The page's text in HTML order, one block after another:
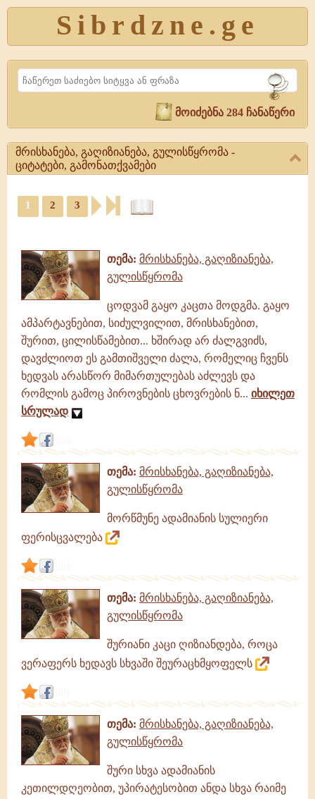
Sibrdzne.ge
Search
მოიძებნა 284 ჩანაწერი
მრისხანება, გაღიზიანება, გულისწყრომა -
ციტატები, გამონათქვამები
გაღიზიანება,
გულისწყრომა
გამონათქვამები
მრისხანება,
გაღიზიანება,
გულისწყრომა
გამონათქვამები
1 2 3
თემა: მრისხანება, გაღიზიანება,
გულისწყრომა
ცოდვამ გაყო კაცთა მოდგმა. გაყო
ამპარტავნებით, სიძულვილით, მრისხანებით,
შურით, ცილისწამებით... ხშირად არ ძალგვიძს,
დავძლიოთ ეს გამთიშველი ძალა, რომელიც ჩვენს
ხედვას არასწორ მიმართულებას აძლევს და
რომლის გამოც პიროვნების ცხოვრების ნ... იხილეთ
სრულად
თემა: მრისხანება, გაღიზიანება,
გულისწყრომა
მორწმუნე ადამიანის სულიერი
ფერისცვალება
თემა: მრისხანება, გაღიზიანება,
გულისწყრომა
შურიანი კაცი ღიზიანდება, როცა
ვერაფერს ხედავს სხვაში შეურაცხმყოფელს
თემა: მრისხანება, გაღიზიანება,
გულისწყრომა
შური სხვა ადამიანის
კეთილდღეობით, უპირატესობით ანდა სხვა რაიმე